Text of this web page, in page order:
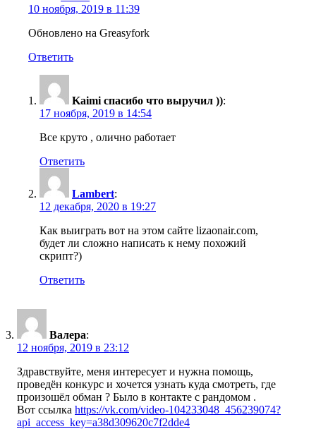
10 ноября, 2019 в 11:39
Обновлено на Greasyfork
Ответить
Kaimi спасибо что выручил )):
17 ноября, 2019 в 14:54
Все круто , олично работает
Ответить
Lambert:
12 декабря, 2020 в 19:27
Как выиграть вот на этом сайте lizaonair.com,
будет ли сложно написать к нему похожий
скрипт?)
Ответить
Валера:
12 ноября, 2019 в 23:12
Здравствуйте, меня интересует и нужна помощь,
проведён конкурс и хочется узнать куда смотреть, где
произошёл обман ? Было в контакте с рандомом .
Вот ссылка https://vk.com/video-104233048_456239074?
api_access_key=a38d309620c7f2dde4